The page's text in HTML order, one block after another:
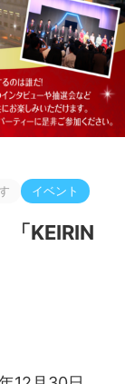
イベント
「KEIRIN